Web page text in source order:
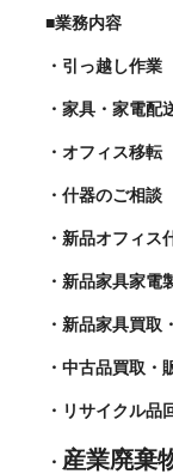
■業務内容
・引っ越し作
・家具・家電配
・オフィス移
・什器のご相談
・新品オフィス
・新品家具家電
・新品家具買取
・中古品買取・
・リサイクル品
・ 産業廃棄